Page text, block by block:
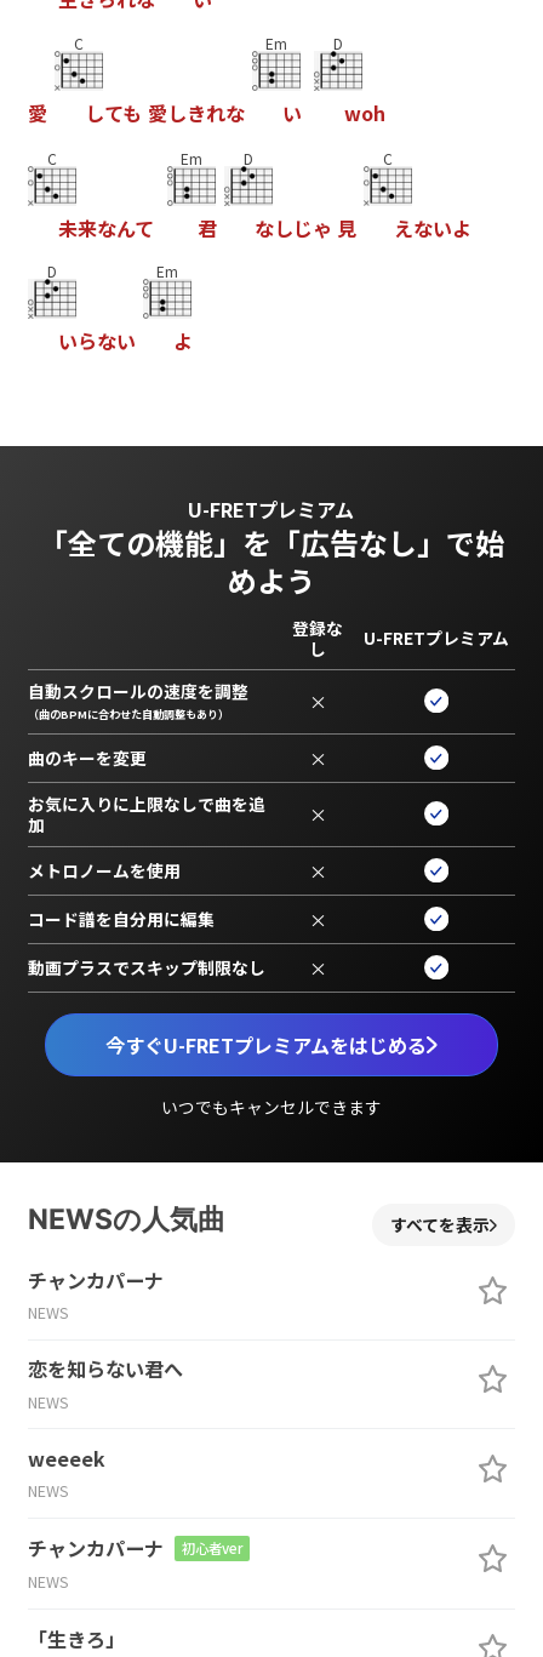
愛
C
しても 愛しきれな
Em
い
D
woh
C
未来なんて
Em
君
D
なしじゃ 見
C
えないよ
D
いらない
Em
よ
U-FRETプレミアム
「全ての機能」を 「広告なし」で始
めよう
今すぐU-FRETプレミアムをはじめる
いつでもキャンセルできます
登録な
し
U-FRETプレミアム
自動スクロールの速度を調整
（曲のBPMに合わせた自動調整もあり） ×
曲のキーを変更 ×
お気に入りに上限なしで曲を追
加
×
メトロノームを使用 ×
コード譜を自分用に編集 ×
動画プラスでスキップ制限なし ×
NEWSの人気曲 すべてを表示
チャンカパーナ
NEWS
恋を知らない君へ
NEWS
weeeek
NEWS
チャンカパーナ 初心者ver
NEWS
「生きろ」